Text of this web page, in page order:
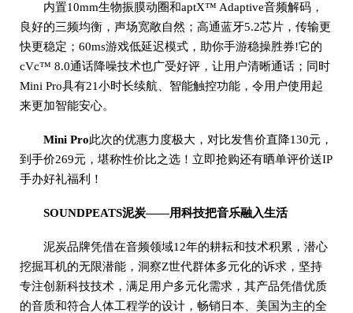
内置10mm生物振膜动圈和aptX™ Adaptive音频解码，
良好的三频均衡，声场宽敞自然；高通蓝牙5.2芯片，传输更
快更稳定；60ms游戏低延迟模式，助你手游稳操胜券!它的
cVc™ 8.0通话降噪技术也广受好评，让用户清晰通话；同时
Mini Pro具有21小时长续航、智能触控功能，令用户使用起
来更加智能安心。
Mini Pro此次的优惠力度极大，对比发售价直降130元，
到手价269元，堪称性价比之选！立即抢购还有晒单评价送IP
手办好礼福利！
SOUNDPEATS泥炭——用科技把音乐融入生活
泥炭品牌凭借在音频领域12年的耕耘和技术积累，潜心
挖掘耳机的无限潜能，洞察Z世代群体多元化的诉求，坚持
专注创新科技技术，满足用户多元化需求，其产品凭借优质
的音质和符合人体工程学的设计，畅销日本、美国为主的全